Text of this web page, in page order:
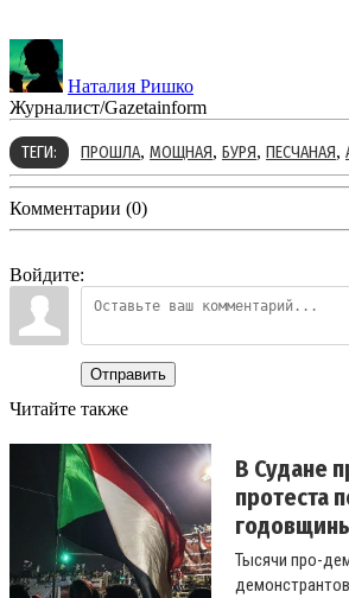
Наталия Ришко
Журналист/Gazetainform
ТЕГИ: ПРОШЛА, МОЩНАЯ, БУРЯ, ПЕСЧАНАЯ,
Комментарии (0)
Войдите:
Отправить
Читайте также
В Судане
протеста
Тысячи про-